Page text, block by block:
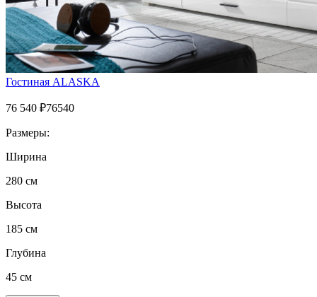
Гостиная ALASKA
76 540 ₽76540
Размеры:
Ширина
280 см
Высота
185 см
Глубина
45 см